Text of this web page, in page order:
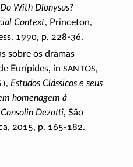
With Dionysus?
Context, Princeton,
1990, p. 228-36.
sobre os dramas
Eurípides, in Santos,
, Estudos Clássicos e seus
homenagem à
Dezotti, São
2015, p. 165-182.